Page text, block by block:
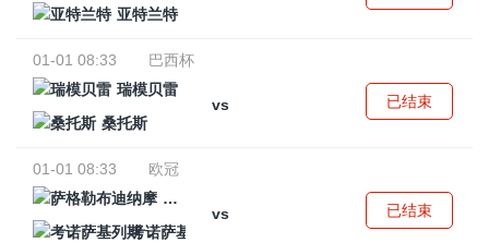
亚特兰特
01-01 08:33
巴西杯
瑞模贝雷
vs
桑托斯
已结束
01-01 08:33
欧冠
萨格勒布迪纳摩
vs
考诺萨基列斯
已结束